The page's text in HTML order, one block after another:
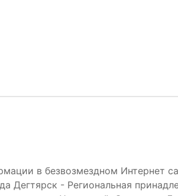
в безвозмездном Интернет
Дегтярск - Региональная